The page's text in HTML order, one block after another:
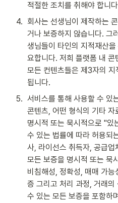
적절한 조치를 취해야 합니
4. 회사는 선생님이 제작하는
거나 보증하지 않습니다. 그
생님들이 타인의 지적재산
요합니다. 저희 플랫폼 내 콘
모든 컨텐츠들은 제3자의 지
됩니다.
5. 서비스를 통해 사용할 수 있
콘텐츠, 어떤 형식의 기타 자
명시적 또는 묵시적으로 "있
수 있는 법률에 따라 허용되
사, 라이선스 취득자, 공급
모든 보증을 명시적 또는 묵
비침해성, 정확성, 매매 가
증 그리고 처리 과정, 거래
수 있는 모든 보증을 포함하